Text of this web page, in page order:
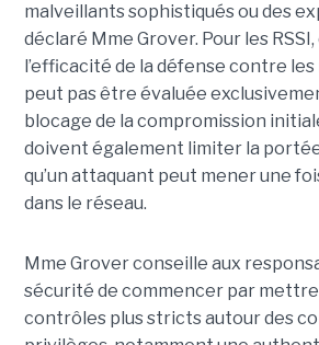
malveillants sophistiqués ou des
déclaré Mme Grover. Pour les
l’efficacité de la défense contre
peut pas être évaluée
blocage de la compromission
doivent également limiter la
qu’un attaquant peut mener une
dans le réseau.
Mme Grover conseille aux
sécurité de commencer par
contrôles plus stricts autour des